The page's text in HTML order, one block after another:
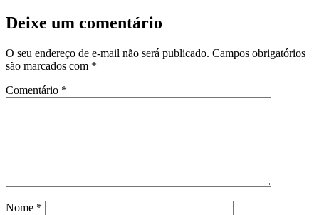
Deixe um comentário
O seu endereço de e-mail não será publicado. Campos obrigatórios
são marcados com *
Comentário *
Nome *